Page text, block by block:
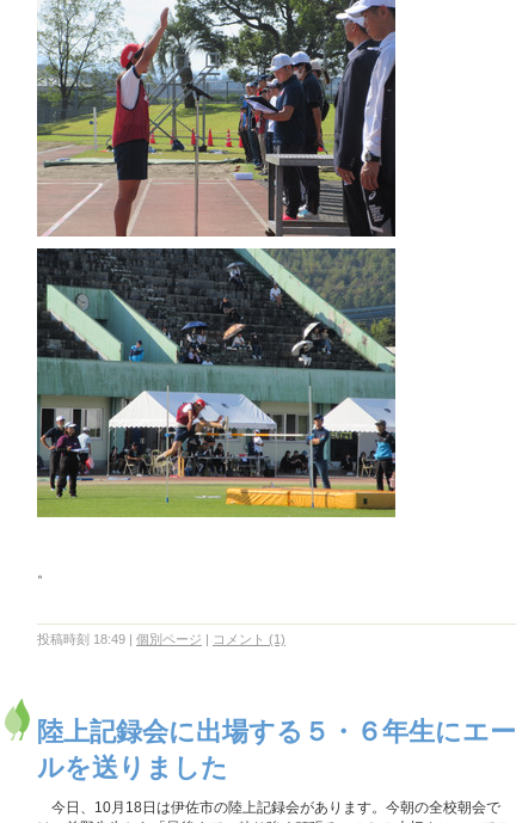
。
投稿時刻 18:49 | 個別ページ | コメント (1)
陸上記録会に出場する５・６年生にエー
ルを送りました
今日、10月18日は伊佐市の陸上記録会があります。今朝の全校朝会で